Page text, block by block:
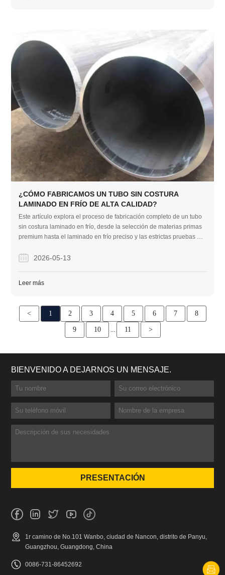
¿CÓMO FABRICAMOS UN TUBO SIN COSTURA
LAMINADO EN FRÍO DE ALTA CALIDAD?
Este artículo explora el proceso de fabricación completo de un tubo
sin costura laminado en frío, desde la selección de materias primas
premium hasta el laminado en frío preciso y las estrictas pruebas de
empresa en la entrega de tubos de acero fiables y libres de defectos
2026-05-13
Leer más
< 1 2 3 4 5 6 7 8
9 10 ... 11 >
BIENVENIDO A DEJARNOS UN MENSAJE.
1r camino de No.101 Wanbo, ciudad de Nancon, distrito de Panyu,
Guangzhou, Guangdong, China
0086-731-86452692